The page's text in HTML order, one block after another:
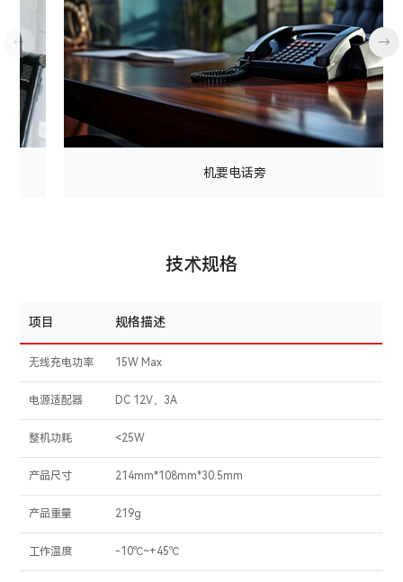
机要电话旁
← →
技术规格
项目 规格描述
无线充电功率 15W Max
电源适配器 DC 12V，3A
整机功耗 <25W
产品尺寸 214mm*108mm*30.5mm
产品重量 219g
工作温度 -10℃~+45℃